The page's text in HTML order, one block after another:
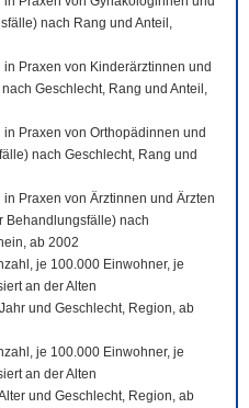
nach Rang und Anteil,
Praxen von Kinderärztinnen und
Geschlecht, Rang und Anteil,
Praxen von Orthopädinnen und
nach Geschlecht, Rang und
Praxen von Ärztinnen und Ärzten
Behandlungsfälle) nach
ab 2002
je 100.000 Einwohner, je
an der Alten
und Geschlecht, Region, ab
je 100.000 Einwohner, je
an der Alten
und Geschlecht, Region, ab